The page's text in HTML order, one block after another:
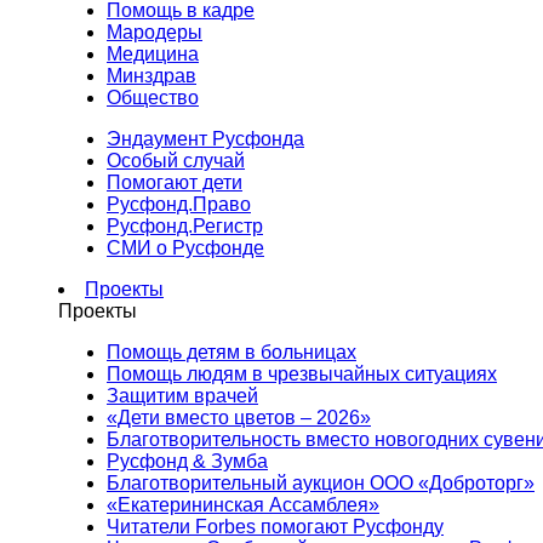
Помощь в кадре
Мародеры
Медицина
Минздрав
Общество
Эндаумент Русфонда
Особый случай
Помогают дети
Русфонд.Право
Русфонд.Регистр
СМИ о Русфонде
Проекты
Проекты
Помощь детям в больницах
Помощь людям в чрезвычайных ситуациях
Защитим врачей
«Дети вместо цветов – 2026»
Благотворительность вместо новогодних
Русфонд & Зумба
Благотворительный аукцион ООО «Доброторг»
«Екатерининская Ассамблея»
Читатели Forbes помогают Русфонду